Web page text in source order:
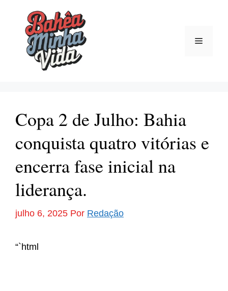
conteúdo
Menu
Copa 2 de Julho: Bahia
conquista quatro vitórias e
encerra fase inicial na
liderança.
julho 6, 2025 Por Redação
“`html